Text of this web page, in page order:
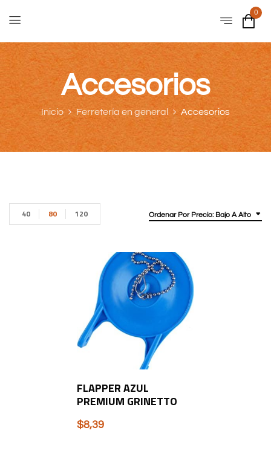
0
Accesorios
Inicio Ferretería en general Accesorios
Ordenar Por Precio: Bajo A Alto
40 80 120
FLAPPER AZUL
PREMIUM GRINETTO
$8,39